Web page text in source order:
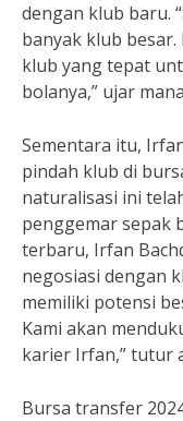
dengan klub baru.
banyak klub
klub yang tepat
bolanya,” ujar
Sementara itu,
pindah klub di
naturalisasi ini
penggemar sepak
terbaru, Irfan
negosiasi dengan
memiliki potensi
Kami akan
karier Irfan,” tutur
Bursa transfer